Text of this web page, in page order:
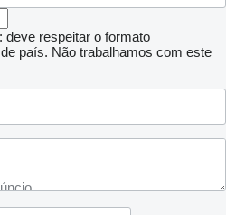
deve respeitar o formato
país. Não trabalhamos com este